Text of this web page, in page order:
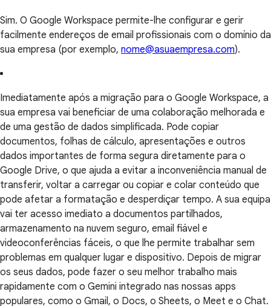
Sim. O Google Workspace permite-lhe configurar e gerir
facilmente endereços de email profissionais com o domínio da
sua empresa (por exemplo, nome@asuaempresa.com).
Imediatamente após a migração para o Google Workspace, a
sua empresa vai beneficiar de uma colaboração melhorada e
de uma gestão de dados simplificada. Pode copiar
documentos, folhas de cálculo, apresentações e outros
dados importantes de forma segura diretamente para o
Google Drive, o que ajuda a evitar a inconveniência manual de
transferir, voltar a carregar ou copiar e colar conteúdo que
pode afetar a formatação e desperdiçar tempo. A sua equipa
vai ter acesso imediato a documentos partilhados,
armazenamento na nuvem seguro, email fiável e
videoconferências fáceis, o que lhe permite trabalhar sem
problemas em qualquer lugar e dispositivo. Depois de migrar
os seus dados, pode fazer o seu melhor trabalho mais
rapidamente com o Gemini integrado nas nossas apps
populares, como o Gmail, o Docs, o Sheets, o Meet e o Chat.